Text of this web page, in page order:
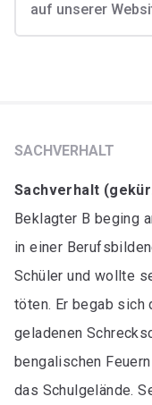
auf unserer
SACHVERHALT
Sachverhalt
Beklagter B beging
in einer
Schüler und wollte
töten. Er begab sich
geladenen
bengalischen
das Schulgelände.